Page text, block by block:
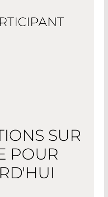
SUR
POUR